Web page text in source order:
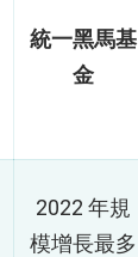
統一黑馬基
金
2022 年規
模增長最多